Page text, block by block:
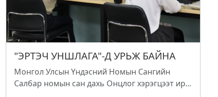
"ЭРТЭЧ УНШЛАГА"-Д УРЬЖ БАЙНА
Монгол Улсын Үндэсний Номын Сангийн
Салбар номын сан дахь Онцлог хэрэгцээт ир...